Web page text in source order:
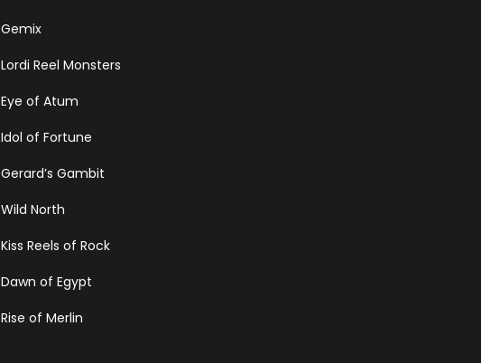
Gemix
Lordi Reel Monsters
Eye of Atum
Idol of Fortune
Gerard’s Gambit
Wild North
Kiss Reels of Rock
Dawn of Egypt
Rise of Merlin